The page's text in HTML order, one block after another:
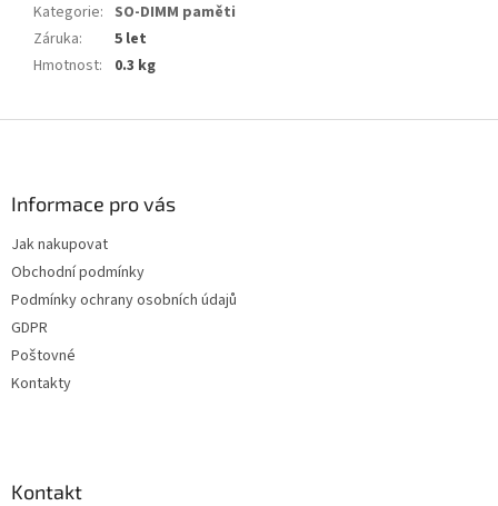
Kategorie: SO-DIMM paměti
Záruka:
5 let
Hmotnost: 0.3 kg
Informace pro vás
Jak nakupovat
Obchodní podmínky
Podmínky ochrany osobních údajů
GDPR
Poštovné
Kontakty
Kontakt